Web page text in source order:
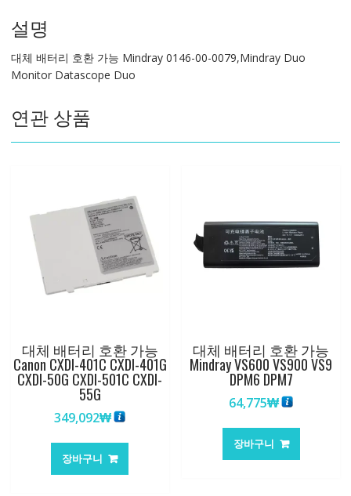
Mindray
0146-
00-
0079,Mindray
Monitor
Datascope
Duo
설명
대체 배터리 호환 가능 Mindray 0146-00-0079,Mindray Duo
Monitor Datascope Duo
연관 상품
대체 배터리 호환 가능
Canon CXDI-401C CXDI-401G
CXDI-50G CXDI-501C CXDI-
55G
349,092₩
장바구니
대체 배터리 호환 가능
Mindray VS600 VS900 VS9
DPM6 DPM7
64,775₩
장바구니